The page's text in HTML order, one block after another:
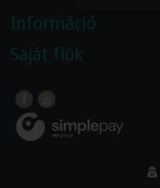
Információ
Saját fiók